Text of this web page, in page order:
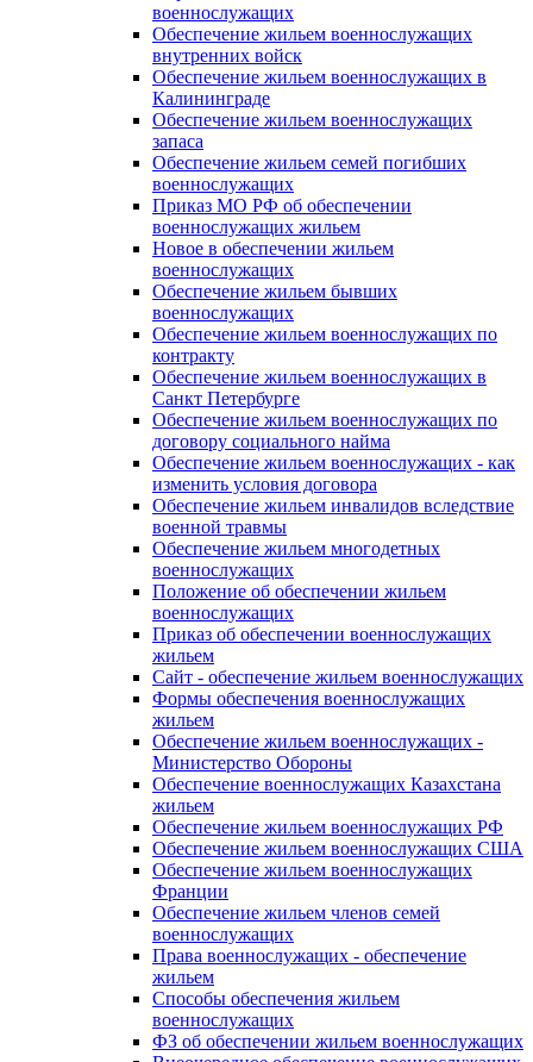
военнослужащих
Обеспечение жильем военнослужащих
внутренних войск
Обеспечение жильем военнослужащих в
Калининграде
Обеспечение жильем военнослужащих
запаса
Обеспечение жильем семей погибших
военнослужащих
Приказ МО РФ об обеспечении
военнослужащих жильем
Новое в обеспечении жильем
военнослужащих
Обеспечение жильем бывших
военнослужащих
Обеспечение жильем военнослужащих по
контракту
Обеспечение жильем военнослужащих в
Санкт Петербурге
Обеспечение жильем военнослужащих по
договору социального найма
Обеспечение жильем военнослужащих - как
изменить условия договора
Обеспечение жильем инвалидов вследствие
военной травмы
Обеспечение жильем многодетных
военнослужащих
Положение об обеспечении жильем
военнослужащих
Приказ об обеспечении военнослужащих
жильем
Сайт - обеспечение жильем военнослужащих
Формы обеспечения военнослужащих
жильем
Обеспечение жильем военнослужащих -
Министерство Обороны
Обеспечение военнослужащих Казахстана
жильем
Обеспечение жильем военнослужащих РФ
Обеспечение жильем военнослужащих США
Обеспечение жильем военнослужащих
Франции
Обеспечение жильем членов семей
военнослужащих
Права военнослужащих - обеспечение
жильем
Способы обеспечения жильем
военнослужащих
ФЗ об обеспечении жильем военнослужащих